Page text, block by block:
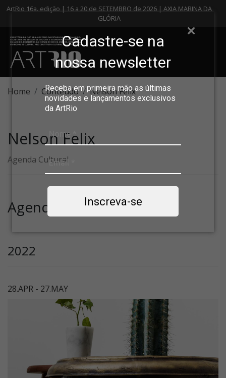
Cadastre-se na
nossa newsletter
Receba em primeira mão as últimas
novidades e lançamentos exclusivos
da ArtRio
Inscreva-se
ArtRio 16a. edição | 16 a 20 de SETEMBRO de 2026 | AXIA MARINA DA
GLÓRIA
Home Conteúdo Nelson Felix
Nelson Felix
Agenda Cultural
Agenda Cultural
2022
28.APR - 27.MAY